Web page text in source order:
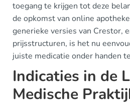
toegang te krijgen tot deze
de opkomst van online
generieke versies van Crestor,
prijsstructuren, is het nu
juiste medicatie onder handen
Indicaties in de
Medische